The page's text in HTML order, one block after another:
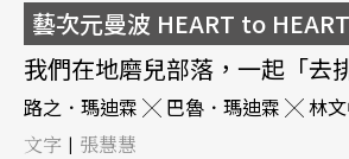
藝次元曼波 HEART to HEART
我們在地磨兒部落，一起「去
路之．瑪迪霖 ╳ 巴魯．瑪迪霖 ╳ 林文
文字 | 張慧慧